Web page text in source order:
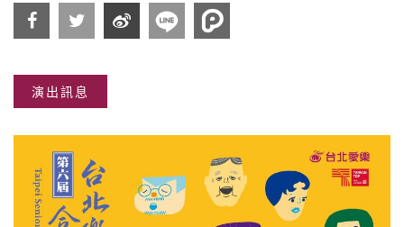
到
演出訊息